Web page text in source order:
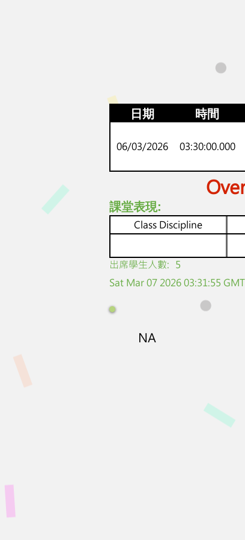
日期 時間
06/03/2026 03:30:00.000
課堂表現:
Class Discipline
​出席學生人數: 5
Sat Mar 07 2026 03:31:55
NA